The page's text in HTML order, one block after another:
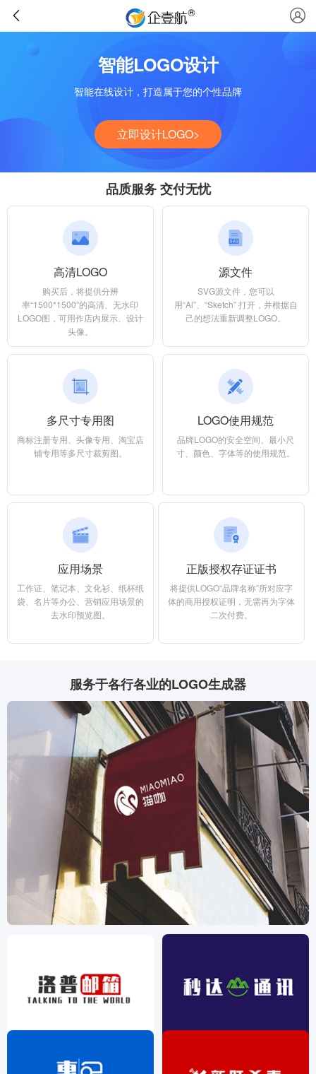
智能LOGO设计
智能在线设计，打造属于您的个性品牌
立即设计LOGO>
品质服务 交付无忧
高清LOGO
购买后，将提供分辨
率“1500*1500”的高清、无水印
LOGO图，可用作店内展示、设计
头像。
源文件
SVG源文件，您可以
用“Al”、“Sketch” 打开，并根据自
己的想法重新调整LOGO。
多尺寸专用图
商标注册专用、头像专用、淘宝店
铺专用等多尺寸裁剪图。
LOGO使用规范
品牌LOGO的安全空间、最小尺
寸、颜色、字体等的使用规范。
应用场景
工作证、笔记本、文化衫、纸杯纸
袋、名片等办公、营销应用场景的
去水印预览图。
正版授权存证证书
将提供LOGO“品牌名称”所对应字
体的商用授权证明，无需再为字体
二次付费。
服务于各行各业的LOGO生成器